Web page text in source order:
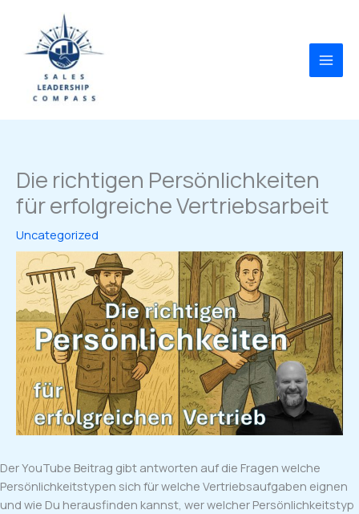
springen
Die richtigen Persönlichkeiten
für erfolgreiche Vertriebsarbeit
Uncategorized
Der YouTube Beitrag gibt antworten auf die Fragen welche
Persönlichkeitstypen sich für welche Vertriebsaufgaben eignen
und wie Du herausfinden kannst, wer welcher Persönlichkeitstyp